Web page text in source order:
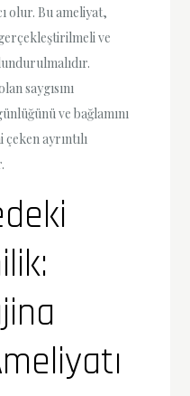
olur. Bu ameliyat,
ve
saygısını
ve bağlamını
ayrıntılı